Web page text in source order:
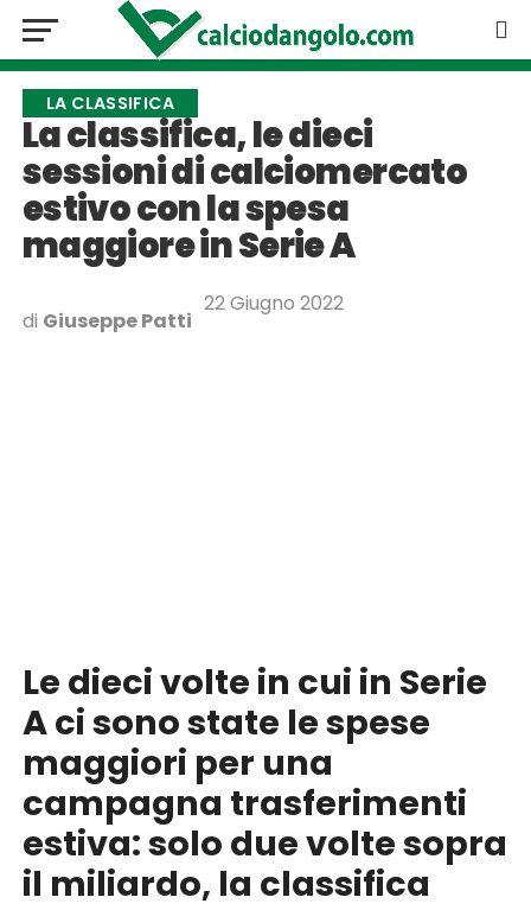
LA CLASSIFICA
La classifica, le dieci
sessioni di calciomercato
estivo con la spesa
maggiore in Serie A
di Giuseppe Patti
22 Giugno 2022
Le dieci volte in cui in Serie
A ci sono state le spese
maggiori per una
campagna trasferimenti
estiva: solo due volte sopra
il miliardo, la classifica